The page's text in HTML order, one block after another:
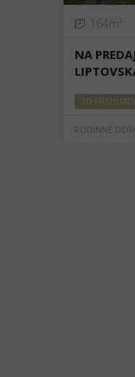
164m²
NA
3D
RODINNÉ